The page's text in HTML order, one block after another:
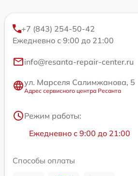
+7 (843) 254-50-42
Ежедневно с 9:00 до 21:00
info@resanta-repair-center.ru
ул. Марселя Салимжанова, 5
Адрес сервисного центра Ресанта
Режим работы:
Ежедневно с 9:00 до 21:00
Способы оплаты